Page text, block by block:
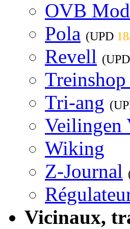
OVB
Pola (UPD
Revell (UPD
Tri-ang
Veilingen
Wiking
Z-Journal
Vicinaux,